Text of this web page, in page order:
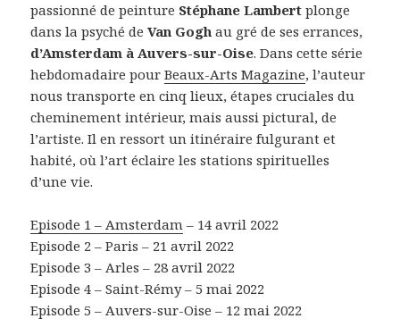
passionné de peinture Stéphane Lambertplonge
dans la psyché deVan Gogh au gré de ses errances,
d’Amsterdam à Auvers-sur-Oise. Dans cette série
hebdomadaire pourBeaux-Arts Magazine, l’auteur
nous transporte en cinq lieux, étapes cruciales du
cheminement intérieur, mais aussi pictural, de
l’artiste. Il en ressort un itinéraire fulgurant et
habité, où l’art éclaire les stations spirituelles
d’une vie.
Episode 1 – Amsterdam – 14 avril 2022
Episode 2 – Paris – 21 avril 2022
Episode 3 – Arles – 28 avril 2022
Episode 4 – Saint-Rémy – 5 mai 2022
Episode 5 – Auvers-sur-Oise – 12 mai 2022